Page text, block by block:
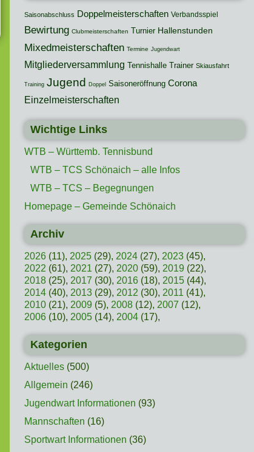
Saisonabschluss Doppelmeisterschaften Verbandsspiel
Bewirtung Clubmeisterschaften Turnier Hallenstunden
Mixedmeisterschaften Termine Jugendwart
Mitgliederversammlung Tennishalle Trainer Skiausfahrt
Training Jugend Doppel Saisoneröffnung Corona
Einzelmeisterschaften
Wichtige Links
WTB – Württemb. Tennisbund
WTB – TCS Schönaich – alle Infos
WTB – TCS – Begegnungen
Homepage – Gemeinde Schönaich
Archiv
2026(11), 2025(29), 2024(27), 2023(45),
2022 (61), 2021 (27), 2020(59), 2019(22),
2018(25), 2017 (30), 2016(18), 2015(44),
2014(40), 2013(29), 2012 (30), 2011 (41),
2010(21), 2009(5), 2008(12), 2007 (12),
2006(10), 2005(14), 2004(17),
Kategorien
Aktuelles(500)
Allgemein (246)
Jugendwart Informationen (93)
Mannschaften (16)
Sportwart Informationen (36)